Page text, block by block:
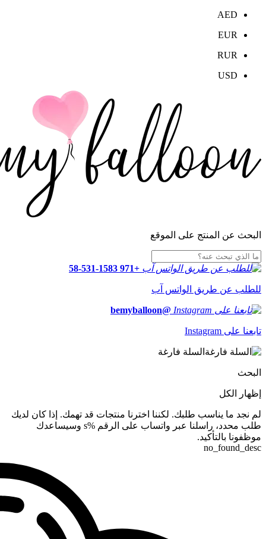
AED
EUR
RUR
USD
البحث عن المنتج على الموقع
+971 58-531-1583
للطلب عن طريق الواتس آب
@bemyballoon
تابعنا على Instagram
السلة فارغة
البحث
إظهار الكل
لم نجد ما يناسب طلبك. لكننا اخترنا منتجات قد تهمك. إذا كان لديك
طلب محدد، راسلنا عبر واتساب على الرقم %s وسيساعدك
موظفونا بالتأكيد.
no_found_desc